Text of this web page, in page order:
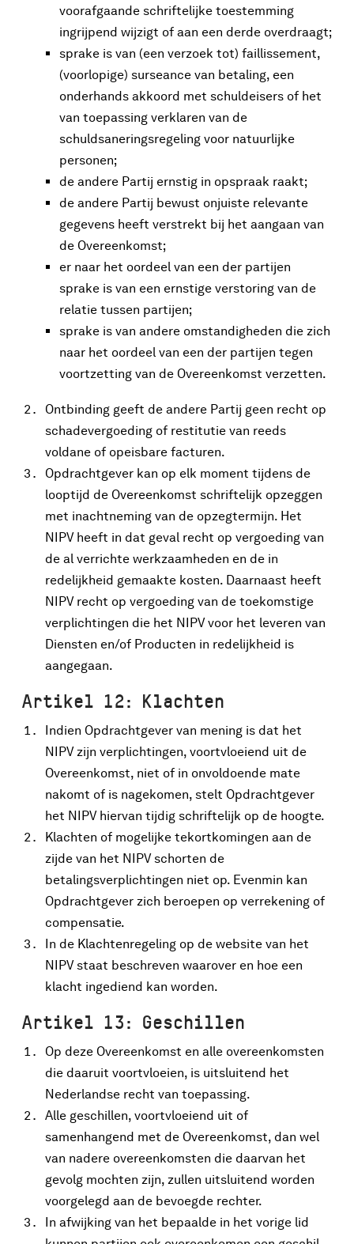
voorafgaande schriftelijke toestemming
ingrijpend wijzigt of aan een derde overdraagt;
sprake is van (een verzoek tot) faillissement,
(voorlopige) surseance van betaling, een
onderhands akkoord met schuldeisers of het
van toepassing verklaren van de
schuldsaneringsregeling voor natuurlijke
personen;
de andere Partij ernstig in opspraak raakt;
de andere Partij bewust onjuiste relevante
gegevens heeft verstrekt bij het aangaan van
de Overeenkomst;
er naar het oordeel van een der partijen
sprake is van een ernstige verstoring van de
relatie tussen partijen;
sprake is van andere omstandigheden die zich
naar het oordeel van een der partijen tegen
voortzetting van de Overeenkomst verzetten.
Ontbinding geeft de andere Partij geen recht op
schadevergoeding of restitutie van reeds
voldane of opeisbare facturen.
Opdrachtgever kan op elk moment tijdens de
looptijd de Overeenkomst schriftelijk opzeggen
met inachtneming van de opzegtermijn. Het
NIPV heeft in dat geval recht op vergoeding van
de al verrichte werkzaamheden en de in
redelijkheid gemaakte kosten. Daarnaast heeft
NIPV recht op vergoeding van de toekomstige
verplichtingen die het NIPV voor het leveren van
Diensten en/of Producten in redelijkheid is
aangegaan.
Artikel 12: Klachten
Indien Opdrachtgever van mening is dat het
NIPV zijn verplichtingen, voortvloeiend uit de
Overeenkomst, niet of in onvoldoende mate
nakomt of is nagekomen, stelt Opdrachtgever
het NIPV hiervan tijdig schriftelijk op de hoogte.
Klachten of mogelijke tekortkomingen aan de
zijde van het NIPV schorten de
betalingsverplichtingen niet op. Evenmin kan
Opdrachtgever zich beroepen op verrekening of
compensatie.
In de Klachtenregeling op de website van het
NIPV staat beschreven waarover en hoe een
klacht ingediend kan worden.
Artikel 13: Geschillen
Op deze Overeenkomst en alle overeenkomsten
die daaruit voortvloeien, is uitsluitend het
Nederlandse recht van toepassing.
Alle geschillen, voortvloeiend uit of
samenhangend met de Overeenkomst, dan wel
van nadere overeenkomsten die daarvan het
gevolg mochten zijn, zullen uitsluitend worden
voorgelegd aan de bevoegde rechter.
In afwijking van het bepaalde in het vorige lid